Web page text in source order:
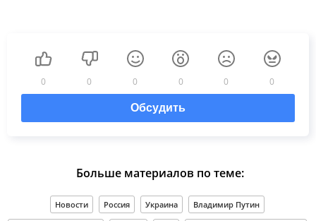
0 0 0 0 0 0
Обсудить
Больше материалов по теме:
Новости Россия Украина Владимир Путин